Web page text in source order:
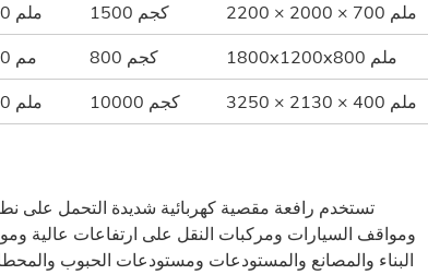
700 ملم 1500 كجم 2200 × 2000 × 700 ملم
800 مم 800 كجم 1800x1200x800 ملم
400 ملم 10000 كجم 3250 × 2130 × 400 ملم
تستخدم رافعة مقصية كهربائية شديدة التحمل على
البناء والمصانع والمستودعات ومستودعات الحبوب